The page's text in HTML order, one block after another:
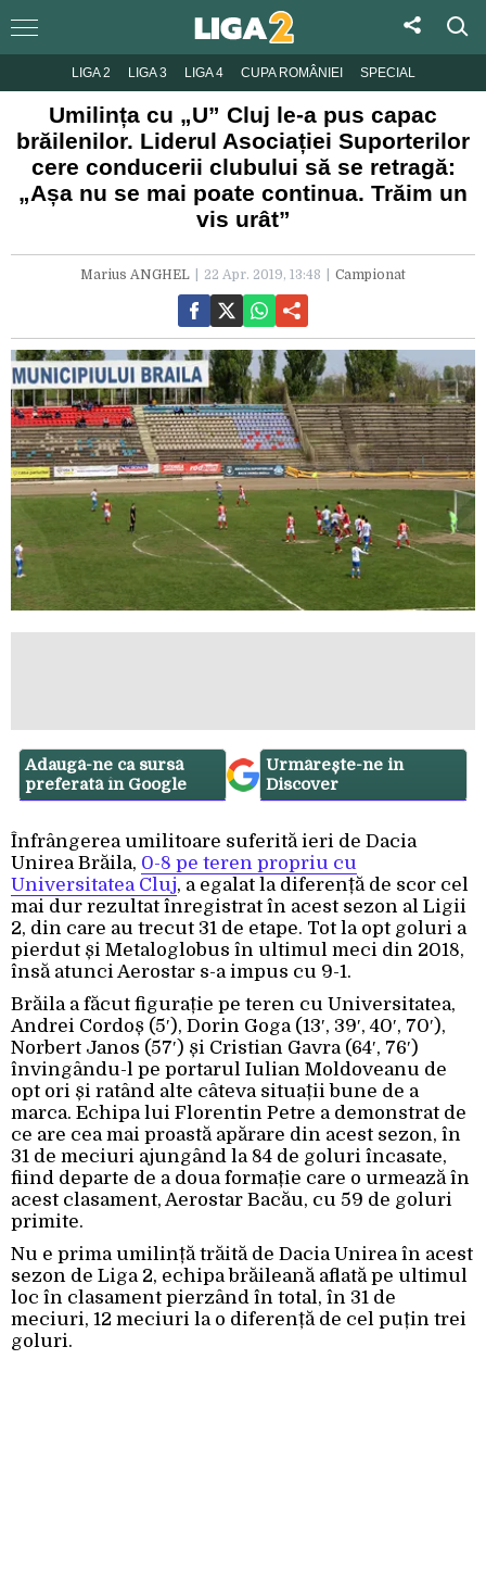
LIGA 2 LIGA 3 LIGA 4 CUPA ROMÂNIEI SPECIAL
Umilința cu „U” Cluj le-a pus capac
brăilenilor. Liderul Asociației Suporterilor
cere conducerii clubului să se retragă:
„Așa nu se mai poate continua. Trăim un
vis urât”
Marius ANGHEL 22 Apr. 2019, 13:48 Campionat
Adaugă-ne ca sursă
preferată în Google
Urmărește-ne in
Discover
Înfrângerea umilitoare suferită ieri de Dacia
Unirea Brăila, 0-8 pe teren propriu cu
Universitatea Cluj, a egalat la diferență de scor cel
mai dur rezultat înregistrat în acest sezon al Ligii
2, din care au trecut 31 de etape. Tot la opt goluri a
pierdut și Metaloglobus în ultimul meci din 2018,
însă atunci Aerostar s-a impus cu 9-1.
Brăila a făcut figurație pe teren cu Universitatea,
Andrei Cordoș (5′), Dorin Goga (13′, 39′, 40′, 70′),
Norbert Janos (57′) și Cristian Gavra (64′, 76′)
învingându-l pe portarul Iulian Moldoveanu de
opt ori și ratând alte câteva situații bune de a
marca. Echipa lui Florentin Petre a demonstrat de
ce are cea mai proastă apărare din acest sezon, în
31 de meciuri ajungând la 84 de goluri încasate,
fiind departe de a doua formație care o urmează în
acest clasament, Aerostar Bacău, cu 59 de goluri
primite.
Nu e prima umilință trăită de Dacia Unirea în acest
sezon de Liga 2, echipa brăileană aflată pe ultimul
loc în clasament pierzând în total, în 31 de
meciuri, 12 meciuri la o diferență de cel puțin trei
goluri.